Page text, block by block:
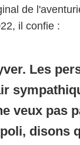
de
il confie :
Les
veux pas
disons